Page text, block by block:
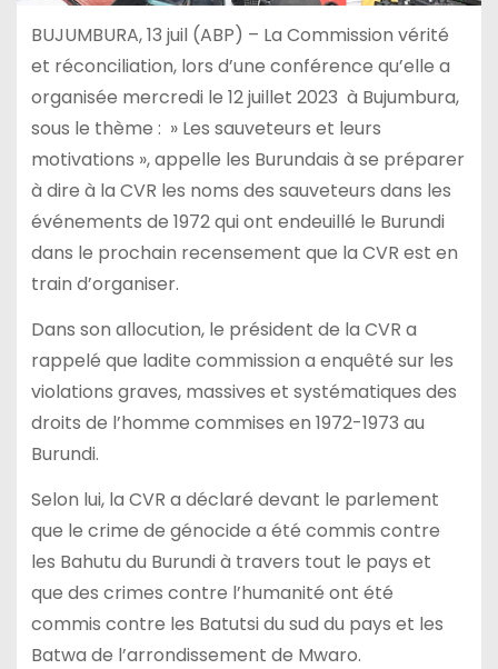
BUJUMBURA, 13 juil (ABP) – La Commission vérité
et réconciliation, lors d’une conférence qu’elle a
organisée mercredi le 12 juillet 2023 à Bujumbura,
sous le thème : » Les sauveteurs et leurs
motivations », appelle les Burundais à se préparer
à dire à la CVR les noms des sauveteurs dans les
événements de 1972 qui ont endeuillé le Burundi
dans le prochain recensement que la CVR est en
train d’organiser.
Dans son allocution, le président de la CVR a
rappelé que ladite commission a enquêté sur les
violations graves, massives et systématiques des
droits de l’homme commises en 1972-1973 au
Burundi.
Selon lui, la CVR a déclaré devant le parlement
que le crime de génocide a été commis contre
les Bahutu du Burundi à travers tout le pays et
que des crimes contre l’humanité ont été
commis contre les Batutsi du sud du pays et les
Batwa de l’arrondissement de Mwaro.